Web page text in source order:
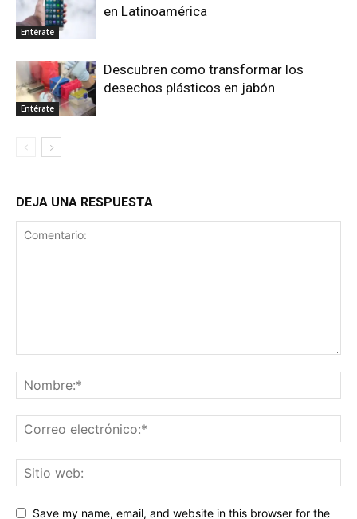
Entérate
en Latinoamérica
Entérate
Descubren como transformar los
desechos plásticos en jabón
DEJA UNA RESPUESTA
Save my name, email, and website in this browser for the